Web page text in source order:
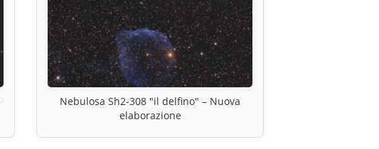
Nebulosa Sh2-308 "il delfino" – Nuova
elaborazione